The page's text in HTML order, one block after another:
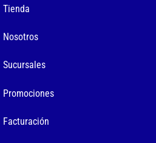
Tienda
Nosotros
Sucursales
Promociones
Facturación